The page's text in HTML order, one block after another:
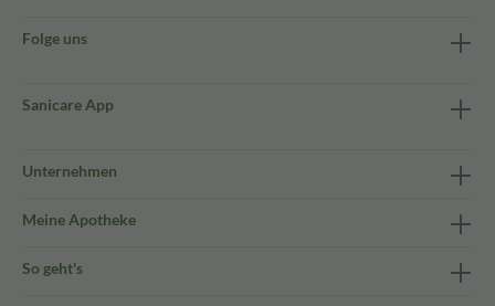
Folge uns
Sanicare App
Unternehmen
Meine Apotheke
So geht's